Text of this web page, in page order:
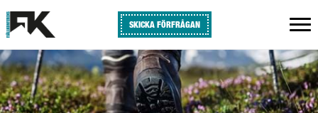
SKICKA FÖRFRÅGAN